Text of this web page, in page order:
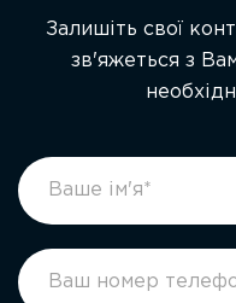
Залишіть свої
зв'яжеться з
footer
form
If
you
human,
leave